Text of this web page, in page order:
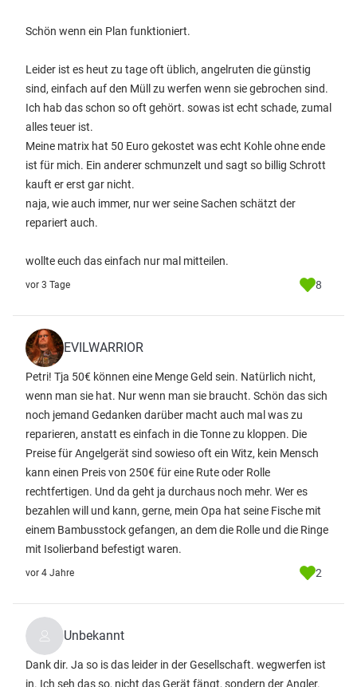
Schön wenn ein Plan funktioniert.
Leider ist es heut zu tage oft üblich, angelruten die günstig
sind, einfach auf den Müll zu werfen wenn sie gebrochen sind.
Ich hab das schon so oft gehört. sowas ist echt schade, zumal
alles teuer ist.
Meine matrix hat 50 Euro gekostet was echt Kohle ohne ende
ist für mich. Ein anderer schmunzelt und sagt so billig Schrott
kauft er erst gar nicht.
naja, wie auch immer, nur wer seine Sachen schätzt der
repariert auch.
wollte euch das einfach nur mal mitteilen.
vor 3 Tage 8
EVILWARRIOR
Petri! Tja 50€ können eine Menge Geld sein. Natürlich nicht,
wenn man sie hat. Nur wenn man sie braucht. Schön das sich
noch jemand Gedanken darüber macht auch mal was zu
reparieren, anstatt es einfach in die Tonne zu kloppen. Die
Preise für Angelgerät sind sowieso oft ein Witz, kein Mensch
kann einen Preis von 250€ für eine Rute oder Rolle
rechtfertigen. Und da geht ja durchaus noch mehr. Wer es
bezahlen will und kann, gerne, mein Opa hat seine Fische mit
einem Bambusstock gefangen, an dem die Rolle und die Ringe
mit Isolierband befestigt waren.
vor 4 Jahre 2
Unbekannt
Dank dir. Ja so is das leider in der Gesellschaft. wegwerfen ist
in. Ich seh das so, nicht das Gerät fängt, sondern der Angler.